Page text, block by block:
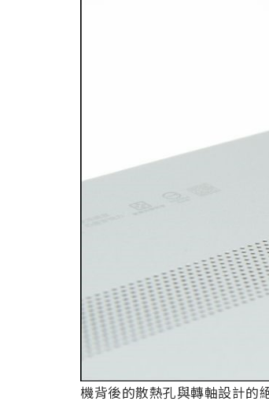
機背後的散熱孔與轉軸設計的